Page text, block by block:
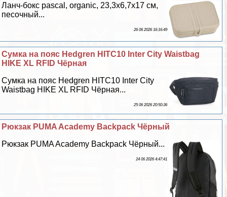
Ланч-бокс pascal, organic, 23,3х6,7х17 см,
песочный...
26 06 2026 16:16:49
Сумка на пояс Hedgren HITC10 Inter City Waistbag
HIKE XL RFID Чёрная
Сумка на пояс Hedgren HITC10 Inter City
Waistbag HIKE XL RFID Чёрная...
25 06 2026 20:50:36
Рюкзак PUMA Academy Backpack Чёрный
Рюкзак PUMA Academy Backpack Чёрный...
24 06 2026 4:47:41